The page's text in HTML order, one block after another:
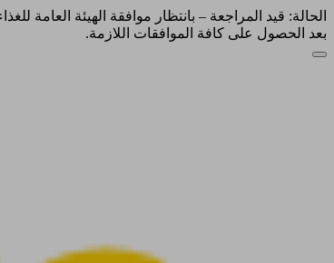
الحالة: قيد المراجعة – بانتظار موافقة الهيئة العامة
بعد الحصول على كافة الموافقات اللازمة.